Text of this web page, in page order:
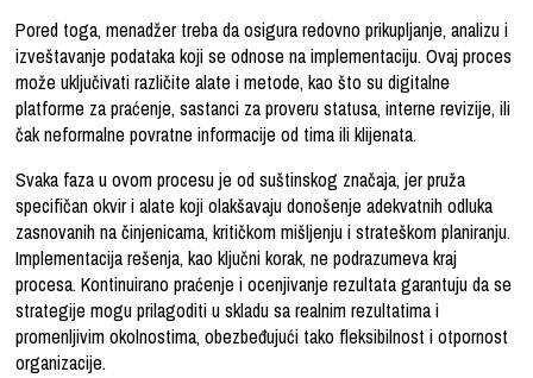
Pored toga, menadžer treba da osigura redovno prikupljanje, analizu i
izveštavanje podataka koji se odnose na implementaciju. Ovaj proces
može uključivati različite alate i metode, kao što su digitalne
platforme za praćenje, sastanci za proveru statusa, interne revizije, ili
čak neformalne povratne informacije od tima ili klijenata.
Svaka faza u ovom procesu je od suštinskog značaja, jer pruža
specifičan okvir i alate koji olakšavaju donošenje adekvatnih odluka
zasnovanih na činjenicama, kritičkom mišljenju i strateškom planiranju.
Implementacija rešenja, kao ključni korak, ne podrazumeva kraj
procesa. Kontinuirano praćenje i ocenjivanje rezultata garantuju da se
strategije mogu prilagoditi u skladu sa realnim rezultatima i
promenljivim okolnostima, obezbeđujući tako fleksibilnost i otpornost
organizacije.